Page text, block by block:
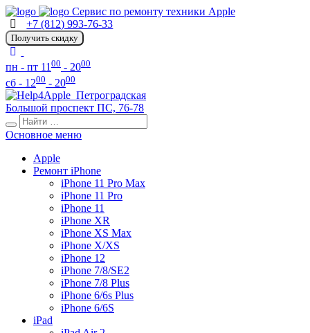
Сервис по ремонту техники Apple
+7 (812) 993-76-33
Получить скидку
пн - пт 11 00 - 2000
сб - 1200 - 2000
Петроградская
Большой проспект ПС, 76-78
Основное меню
Apple
Ремонт iPhone
iPhone 11 Pro Max
iPhone 11 Pro
iPhone 11
iPhone XR
iPhone XS Max
iPhone X/XS
iPhone 12
iPhone 7/8/SE2
iPhone 7/8 Plus
iPhone 6/6s Plus
iPhone 6/6S
iPad